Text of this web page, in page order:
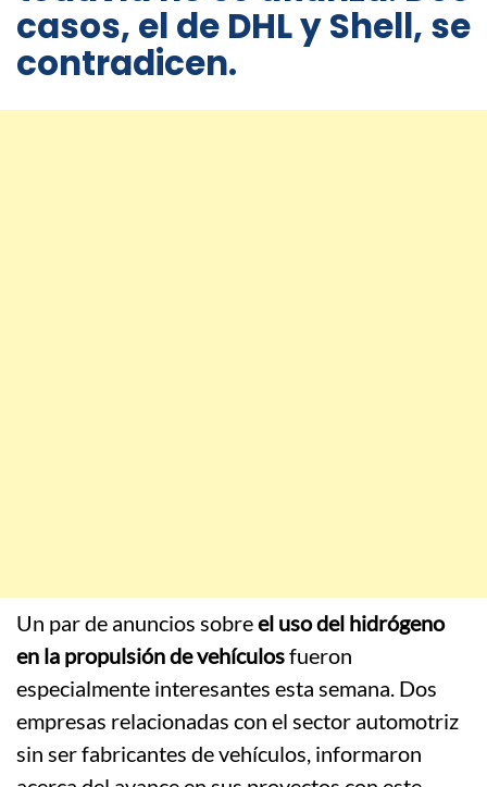
casos, el de DHL y Shell, se
contradicen.
Un par de anuncios sobreel uso del hidrógeno
en la propulsión de vehículosfueron
especialmente interesantes esta semana. Dos
empresas relacionadas con el sector automotriz
sin ser fabricantes de vehículos, informaron